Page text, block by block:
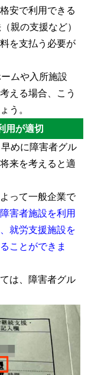
安で利用できる
親の支援など）
を支払う必要が
ムや入所施設
える場合、こう
う。
用が適切
めに障害者グル
来を考えると適
って一般企業で
障害者施設を利用
就労支援施設を
ことができま
は、障害者グル